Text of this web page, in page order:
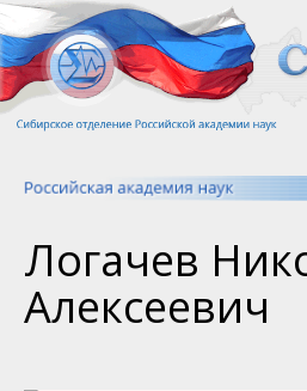
Перейти
к
основному
содержанию
Логачев
Алексеевич